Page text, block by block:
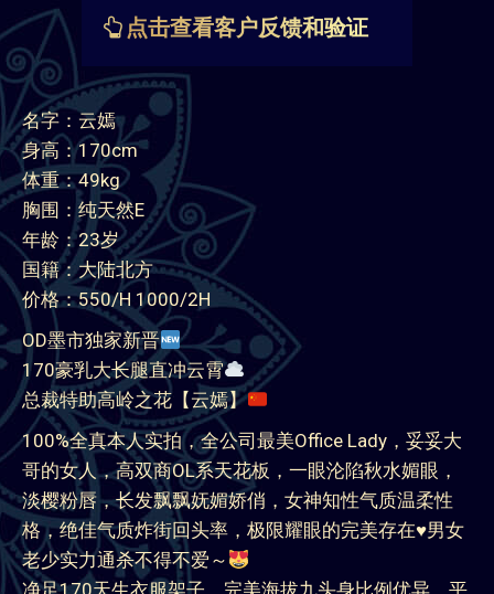
点击查看客户反馈和验证
名字：云嫣
身高：170cm
体重：49kg
胸围：纯天然E
年龄：23岁
国籍：大陆北方
价格：550/H 1000/2H
OD墨市独家新晋
170豪乳大长腿直冲云霄
总裁特助高岭之花【云嫣】
100%全真本人实拍，全公司最美Office Lady，妥妥大
哥的女人，高双商OL系天花板，一眼沦陷秋水媚眼，
淡樱粉唇，长发飘飘妩媚娇俏，女神知性气质温柔性
格，绝佳气质炸街回头率，极限耀眼的完美存在♥️男女
老少实力通杀不得不爱～